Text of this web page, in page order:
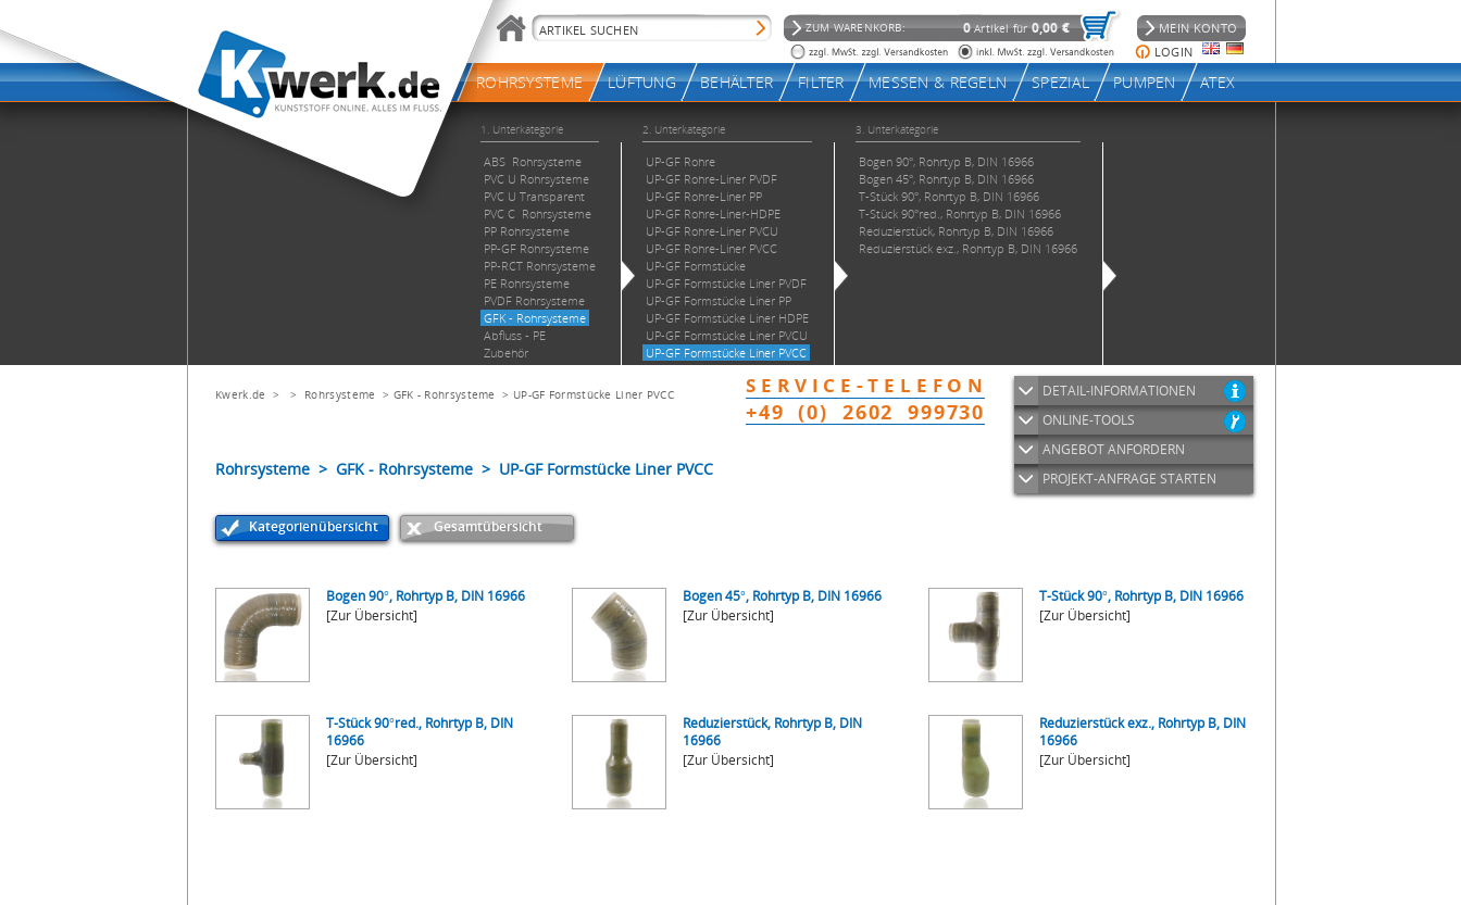
Kwerk.de > > Rohrsysteme > GFK - Rohrsysteme > UP-GF Formstücke Liner PVCC
Rohrsysteme > GFK - Rohrsysteme > UP-GF Formstücke Liner PVCC
Kategorienübersicht Gesamtübersicht
Bogen 90°, Rohrtyp B, DIN 16966
[Zur Übersicht]
Bogen 45°, Rohrtyp B, DIN 16966
[Zur Übersicht]
T-Stück 90°, Rohrtyp B, DIN 16966
[Zur Übersicht]
T-Stück 90°red., Rohrtyp B, DIN
16966
[Zur Übersicht]
Reduzierstück, Rohrtyp B, DIN
16966
[Zur Übersicht]
Reduzierstück exz., Rohrtyp B, DIN
16966
[Zur Übersicht]
DETAIL-INFORMATIONEN
ONLINE-TOOLS
ANGEBOT ANFORDERN
PROJEKT-ANFRAGE STARTEN